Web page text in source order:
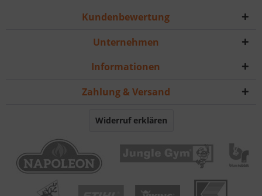
Kundenbewertung
Unternehmen
Informationen
Zahlung & Versand
Widerruf erklären